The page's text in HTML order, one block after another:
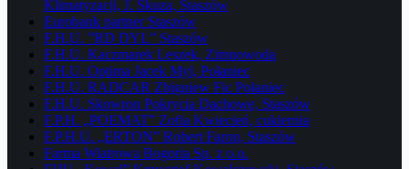
Klimatyzacji, J. Skuza, Staszów
Eurobank partner Staszów
F.H.U. ”RD DYL” Staszów
F.H.U. Kaczmarek Leszek, Zimnowoda
F.H.U. Optima Jacek Myl, Połaniec
F.H.U. RADCAR Zbigniew Fic Połaniec
F.H.U. Skowron Pokrycia Dachowe, Staszów
F.P.H. „POEMAT” Zofia Kwiecień, cukiernia
F.P.H.U. „ERTON” Robert Faron, Staszów
Farma Wiatrowa Bogoria Sp. z o.o.